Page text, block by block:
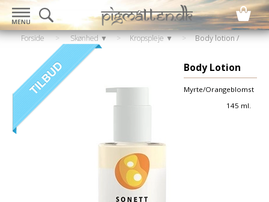
Forside > Skønhed ▼ > Kropspleje ▼ >
Body lotion /
Body Lotion
Myrte/Orangeblomst
145 ml.